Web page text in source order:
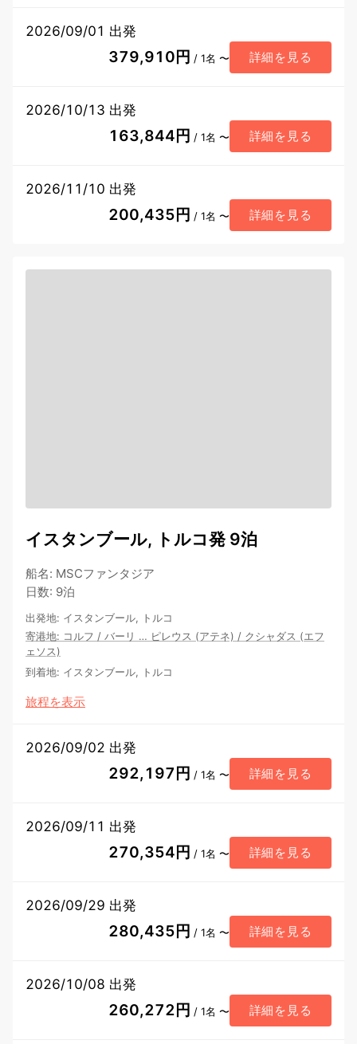
2026/09/01 出発
379,910円 / 1名 〜 詳細を見る
2026/10/13 出発
163,844円 / 1名 〜 詳細を見る
2026/11/10 出発
200,435円 / 1名 〜 詳細を見る
イスタンブール, トルコ発 9泊
船名: MSCファンタジア
日数: 9泊
出発地: イスタンブール, トルコ
寄港地: コルフ / バーリ … ピレウス (アテネ) / クシャダス (エフ
ェソス)
到着地: イスタンブール, トルコ
旅程を表示
2026/09/02 出発
292,197円 / 1名 〜 詳細を見る
2026/09/11 出発
270,354円 / 1名 〜 詳細を見る
2026/09/29 出発
280,435円 / 1名 〜 詳細を見る
2026/10/08 出発
260,272円 / 1名 〜 詳細を見る